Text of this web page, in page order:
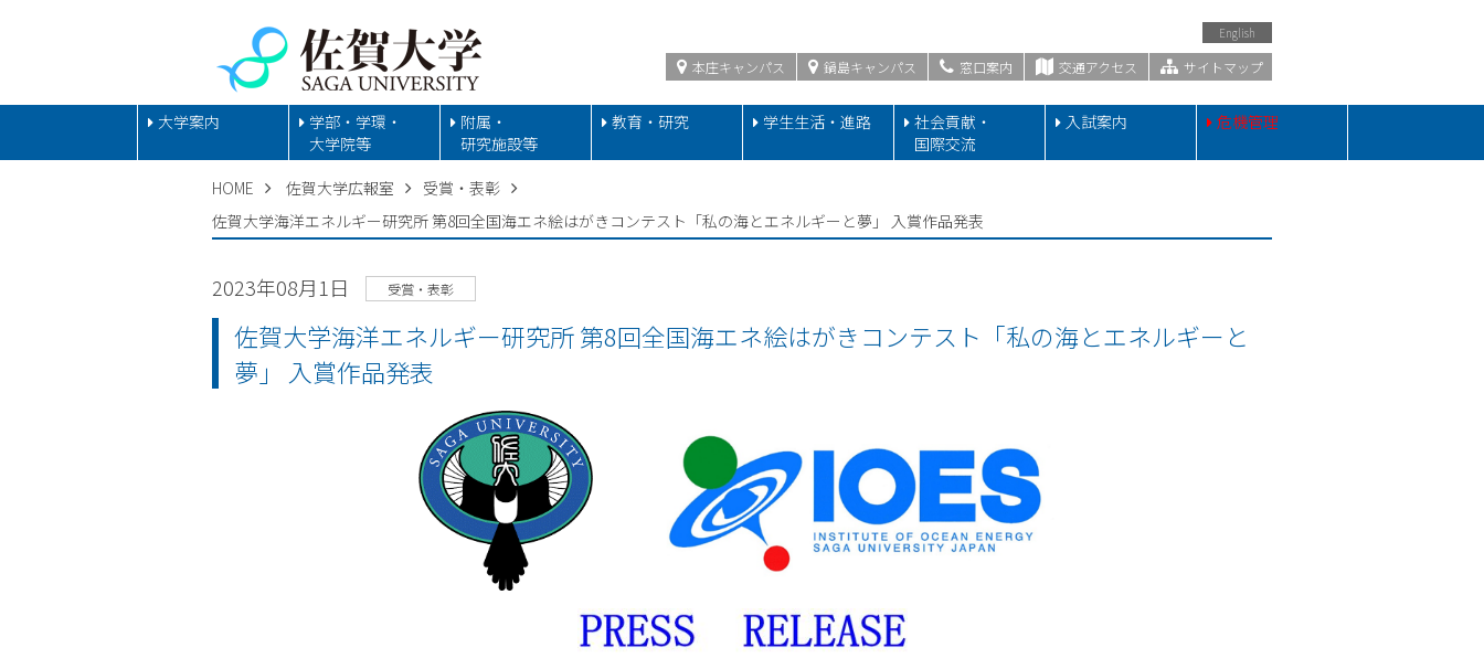
English
本庄キャンパス 鍋島キャンパス 窓口案内 交通アクセス サイトマップ
大学案内
学部・学環・
大学院等
附属・
研究施設等
教育・研究 学生生活・進路
社会貢献・
国際交流
入試案内 危機管理
HOME 佐賀大学広報室
受賞・表彰
佐賀大学海洋エネルギー研究所 第8回全国海エネ絵はがきコンテスト「私の海とエネルギーと夢」 入賞作品発表
2023年08月1日 受賞・表彰
佐賀大学海洋エネルギー研究所 第8回全国海エネ絵はがきコンテスト「私の海とエネルギーと
夢」 入賞作品発表